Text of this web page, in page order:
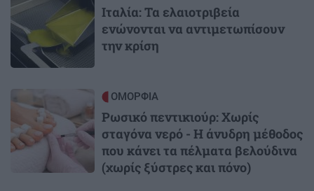
Ιταλία: Τα ελαιοτριβεία
ενώνονται να αντιμετωπίσουν
την κρίση
ΟΜΟΡΦΙΑ
Ρωσικό πεντικιούρ: Χωρίς
σταγόνα νερό - Η άνυδρη μέθοδος
που κάνει τα πέλματα βελούδινα
(χωρίς ξύστρες και πόνο)